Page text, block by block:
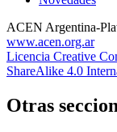
ACEN Argentina-
www.acen.org.ar
Licencia Creative
ShareAlike 4.0
Otras